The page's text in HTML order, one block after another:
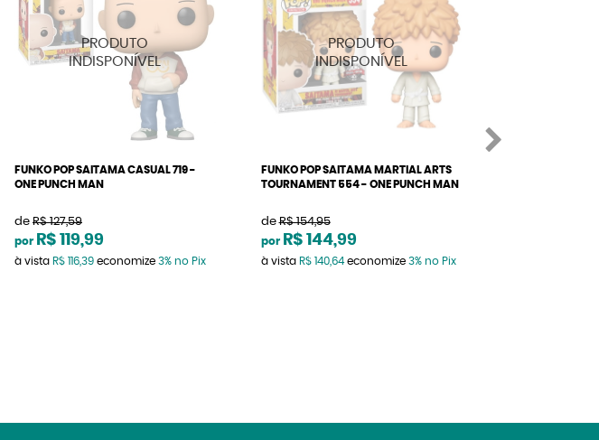
FUNKO POP SAITAMA CASUAL 719 -
ONE PUNCH MAN
de R$ 127,59
por R$ 119,99
à vista R$ 116,39 economize 3% no Pix
FUNKO POP SAITAMA MARTIAL ARTS
TOURNAMENT 554 - ONE PUNCH MAN
de R$ 154,95
por R$ 144,99
à vista R$ 140,64economize 3% no Pix